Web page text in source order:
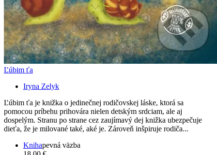
Ľúbim ťa
Iryna Zelyk
Ľúbim ťa je knižka o jedinečnej rodičovskej láske, ktorá sa
pomocou príbehu prihovára nielen detským srdciam, ale aj
dospelým. Stranu po strane cez zaujímavý dej knižka ubezpečuje
dieťa, že je milované také, aké je. Zároveň inšpiruje rodiča...
Knihapevná väzba